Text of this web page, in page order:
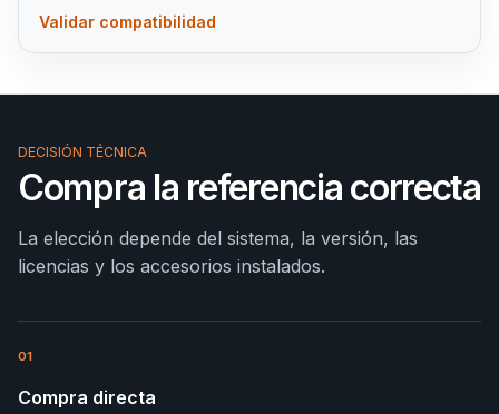
Validar compatibilidad
DECISIÓN TÉCNICA
Compra la referencia correcta
La elección depende del sistema, la versión, las
licencias y los accesorios instalados.
01
Compra directa